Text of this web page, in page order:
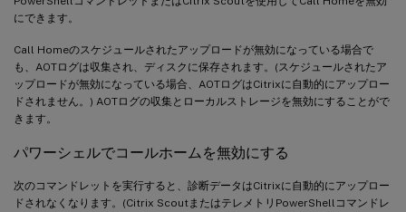
にできます。
Call Homeのスケジュールされたアップロードが無効になっている場合で
も、AOTログは収集され、ディスクに保存されます。(スケジュールされたア
ップロードが無効になっている場合、AOTログはCitrixに自動的にアップロー
ドされません。) AOTログの収集とローカルストレージを無効にすることがで
きます。
パワーシェルでコールホームを無効にする
次のコマンドレットを実行すると、診断データはCitrixに自動的にアップロー
ドされなくなります。(Citrix ScoutまたはテレメトリPowerShellコマンドレ